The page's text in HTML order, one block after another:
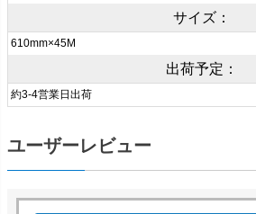
サイズ：
610mm×45M
出荷予定：
約3-4営業日出荷
ユーザーレビュー